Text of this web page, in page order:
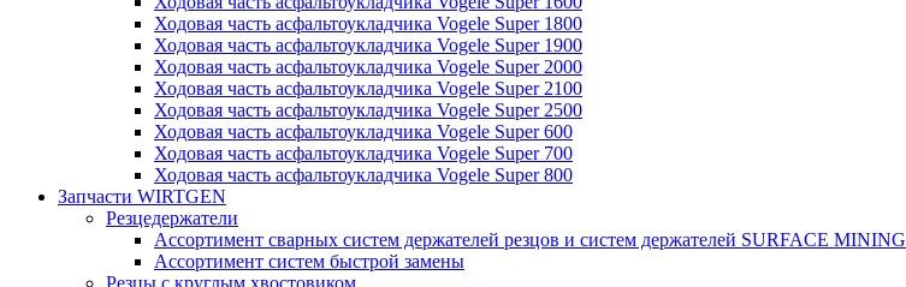
Ходовая часть асфальтоукладчика Vogele Super 1800
Ходовая часть асфальтоукладчика Vogele Super 1900
Ходовая часть асфальтоукладчика Vogele Super 2000
Ходовая часть асфальтоукладчика Vogele Super 2100
Ходовая часть асфальтоукладчика Vogele Super 2500
Ходовая часть асфальтоукладчика Vogele Super 600
Ходовая часть асфальтоукладчика Vogele Super 700
Ходовая часть асфальтоукладчика Vogele Super 800
Запчасти WIRTGEN
Резцедержатели
Ассортимент сварных систем держателей резцов и систем держателей SURFACE MINING
Ассортимент систем быстрой замены
Резцы с круглым хвостовиком